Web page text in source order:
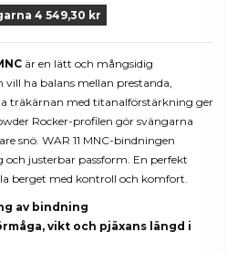
4 549,30 kr
är en lätt och mångsidig
ha balans mellan prestanda,
träkärnan med titanalförstärkning ger
Rocker-profilen gör svängarna
snö. WAR 11 MNC-bindningen
och justerbar passform. En perfekt
berget med kontroll och komfort.
av bindning
vikt och pjäxans längd i